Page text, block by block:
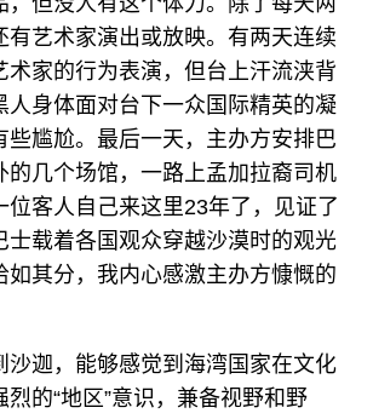
有艺术家演出或放映。有两天连续
术家的行为表演，但台上汗流浃背
人身体面对台下一众国际精英的凝
些尴尬。最后一天，主办方安排巴
的几个场馆，一路上孟加拉裔司机
位客人自己来这里23年了，见证了
士载着各国观众穿越沙漠时的观光
如其分，我内心感激主办方慷慨的
沙迦，能够感觉到海湾国家在文化
的“地区”意识，兼备视野和野